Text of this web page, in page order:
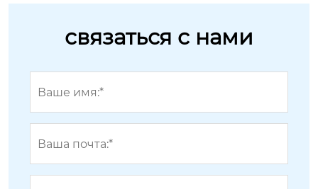
связаться с нами